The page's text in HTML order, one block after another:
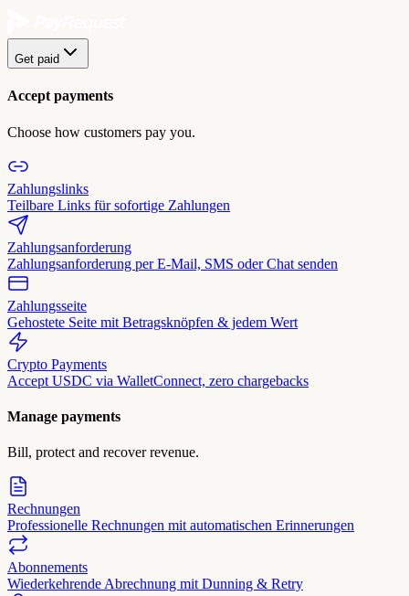
Get paid
Accept payments
Choose how customers pay you.
Zahlungslinks
Teilbare Links für sofortige Zahlungen
Zahlungsanforderung
Zahlungsanforderung per E-Mail, SMS oder Chat senden
Zahlungsseite
Gehostete Seite mit Betragsknöpfen & jedem Wert
Crypto Payments
Accept USDC via WalletConnect, zero chargebacks
Manage payments
Bill, protect and recover revenue.
Rechnungen
Professionelle Rechnungen mit automatischen Erinnerungen
Abonnements
Wiederkehrende Abrechnung mit Dunning & Retry